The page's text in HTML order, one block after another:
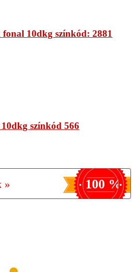
10dkg színkód: 2881
színkód 566
» 100 %